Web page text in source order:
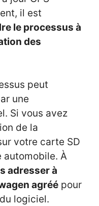
il est
le processus à
des
peut
une
Si vous avez
de la
votre carte SD
automobile. À
adresser à
agréé pour
logiciel.